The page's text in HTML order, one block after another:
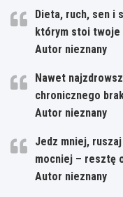
Dieta, ruch, sen i
którym stoi twoje
Autor nieznany
Nawet
chronicznego
Autor nieznany
Jedz mniej,
mocniej – resztę
Autor nieznany